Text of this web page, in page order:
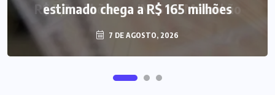
estimado chega a R$ 165 milhões
7 DE AGOSTO, 2026